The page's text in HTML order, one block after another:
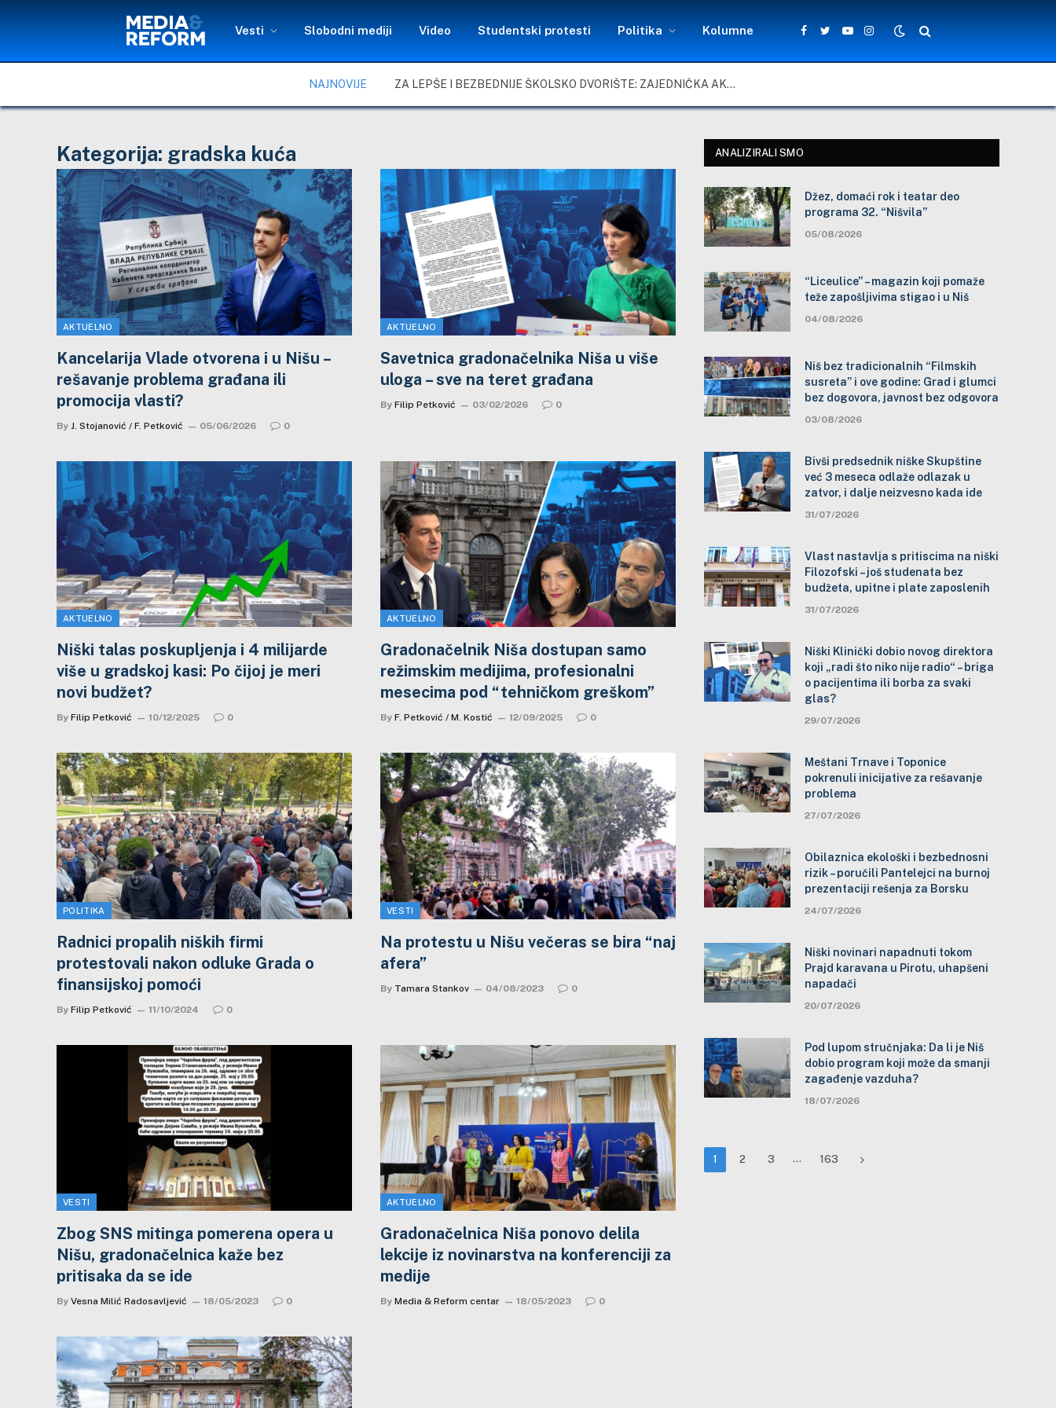
Vesti Slobodni mediji Video Studentski protesti Politika Kolumne
Facebook
TwitterYouTubeInstagram
NAJNOVIJE ZA LEPŠE I BEZBEDNIJE ŠKOLSKO DVORIŠTE: ZAJEDNIČKA AKCIJA MEŠTANA, NASTAVNIKA I ĐAKA U SELU VLASE KOD VRANJA
Kategorija: gradska kuća
AKTUELNO
Kancelarija Vlade otvorena i u Nišu –
rešavanje problema građana ili
promocija vlasti?
By J. Stojanović / F. Petković 05/06/2026 0
AKTUELNO
Savetnica gradonačelnika Niša u više
uloga – sve na teret građana
By Filip Petković 03/02/2026 0
AKTUELNO
Niški talas poskupljenja i 4 milijarde
više u gradskoj kasi: Po čijoj je meri
novi budžet?
By Filip Petković 10/12/2025 0
AKTUELNO
Gradonačelnik Niša dostupan samo
režimskim medijima, profesionalni
mesecima pod “tehničkom greškom”
By F. Petković / M. Kostić 12/09/2025 0
POLITIKA
Radnici propalih niških firmi
protestovali nakon odluke Grada o
finansijskoj pomoći
By Filip Petković 11/10/2024 0
VESTI
Na protestu u Nišu večeras se bira “naj
afera”
By Tamara Stankov 04/08/2023 0
VESTI
Zbog SNS mitinga pomerena opera u
Nišu, gradonačelnica kaže bez
pritisaka da se ide
By Vesna Milić Radosavljević 18/05/2023 0
AKTUELNO
Gradonačelnica Niša ponovo delila
lekcije iz novinarstva na konferenciji za
medije
By Media & Reform centar 18/05/2023 0
ANALIZIRALI SMO
Džez, domaći rok i teatar deo
programa 32. “Nišvila”
05/08/2026
“Liceulice” – magazin koji pomaže
teže zapošljivima stigao i u Niš
04/08/2026
Niš bez tradicionalnih “Filmskih
susreta” i ove godine: Grad i glumci
bez dogovora, javnost bez odgovora
03/08/2026
Bivši predsednik niške Skupštine
već 3 meseca odlaže odlazak u
zatvor, i dalje neizvesno kada ide
31/07/2026
Vlast nastavlja s pritiscima na niški
Filozofski – još studenata bez
budžeta, upitne i plate zaposlenih
31/07/2026
Niški Klinički dobio novog direktora
koji „radi što niko nije radio“ – briga
o pacijentima ili borba za svaki
glas?
29/07/2026
Meštani Trnave i Toponice
pokrenuli inicijative za rešavanje
problema
27/07/2026
Obilaznica ekološki i bezbednosni
rizik – poručili Pantelejci na burnoj
prezentaciji rešenja za Borsku
24/07/2026
Niški novinari napadnuti tokom
Prajd karavana u Pirotu, uhapšeni
napadači
20/07/2026
Pod lupom stručnjaka: Da li je Niš
dobio program koji može da smanji
zagađenje vazduha?
18/07/2026
1 2 3 … 163 Next